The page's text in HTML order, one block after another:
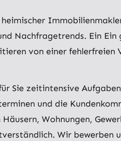
Nachfragetrends. Ein
von einer fehlerfreien
Sie zeitintensive
und die
Wohnungen,
Wir